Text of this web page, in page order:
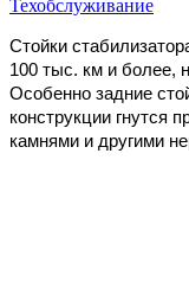
Техобслуживание
Стойки
100 тыс. км и более,
Особенно задние
конструкции гнутся
камнями и другими